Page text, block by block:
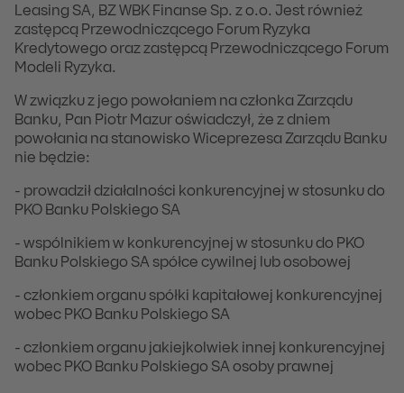
Leasing SA, BZ WBK Finanse Sp. z o.o. Jest również
zastępcą Przewodniczącego Forum Ryzyka
Kredytowego oraz zastępcą Przewodniczącego Forum
Modeli Ryzyka.
W związku z jego powołaniem na członka Zarządu
Banku, Pan Piotr Mazur oświadczył, że z dniem
powołania na stanowisko Wiceprezesa Zarządu Banku
nie będzie:
- prowadził działalności konkurencyjnej w stosunku do
PKO Banku Polskiego SA
- wspólnikiem w konkurencyjnej w stosunku do PKO
Banku Polskiego SA spółce cywilnej lub osobowej
- członkiem organu spółki kapitałowej konkurencyjnej
wobec PKO Banku Polskiego SA
- członkiem organu jakiejkolwiek innej konkurencyjnej
wobec PKO Banku Polskiego SA osoby prawnej